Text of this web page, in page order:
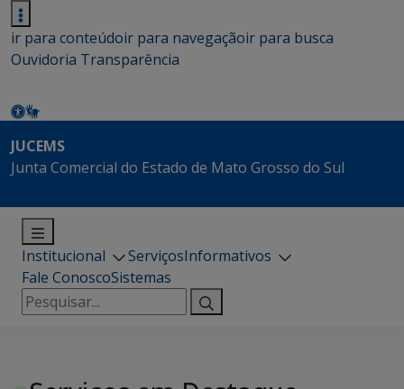
ir para conteúdoir para navegaçãoir para busca
Ouvidoria Transparência
JUCEMS
Junta Comercial do Estado de Mato Grosso do Sul
Institucional ServiçosInformativos
Fale ConoscoSistemas
Pesquisar
por: